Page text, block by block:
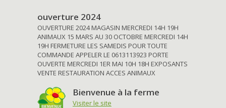
ouverture 2024
OUVERTURE 2024 MAGASIN MERCREDI 14H 19H
ANIMAUX 15 MARS AU 30 OCTOBRE MERCREDI 14H
19H FERMETURE LES SAMEDIS POUR TOUTE
COMMANDE APPELER LE 0613113923 PORTE
OUVERTE MERCREDI 1ER MAI 10H 18H EXPOSANTS
VENTE RESTAURATION ACCES ANIMAUX
Bienvenue à la ferme
Visiter le site